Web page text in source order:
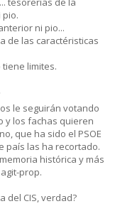
ni pio...
de las caractéristicas
tiene limites.
le seguirán votando
y los fachas quieren
que ha sido el PSOE
país las ha recortado.
histórica y más
prop.
del CIS, verdad?